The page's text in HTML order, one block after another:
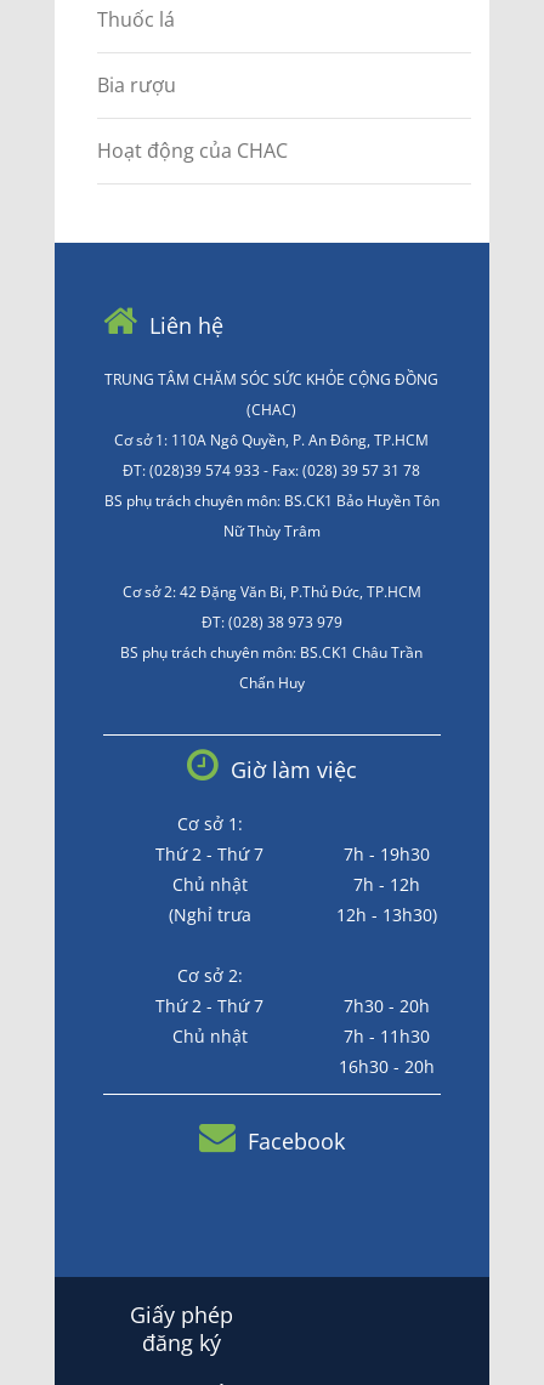
Thuốc lá
Bia rượu
Hoạt động của CHAC
Liên hệ
TRUNG TÂM CHĂM SÓC SỨC KHỎE CỘNG ĐỒNG
(CHAC)
Cơ sở 1: 110A Ngô Quyền, P. An Đông, TP.HCM
ĐT: (028)39 574 933 - Fax: (028) 39 57 31 78
BS phụ trách chuyên môn: BS.CK1 Bảo Huyền Tôn
Nữ Thùy Trâm
Cơ sở 2: 42 Đặng Văn Bi, P.Thủ Đức, TP.HCM
ĐT: (028) 38 973 979
BS phụ trách chuyên môn: BS.CK1 Châu Trần
Chấn Huy
Giờ làm việc
Cơ sở 1:
Thứ 2 - Thứ 7
7h - 19h30
Chủ nhật
7h - 12h
(Nghỉ trưa
12h - 13h30)
Cơ sở 2:
Thứ 2 - Thứ 7
7h30 - 20h
Chủ nhật
7h - 11h30
16h30 - 20h
Facebook
Giấy phép
đăng ký